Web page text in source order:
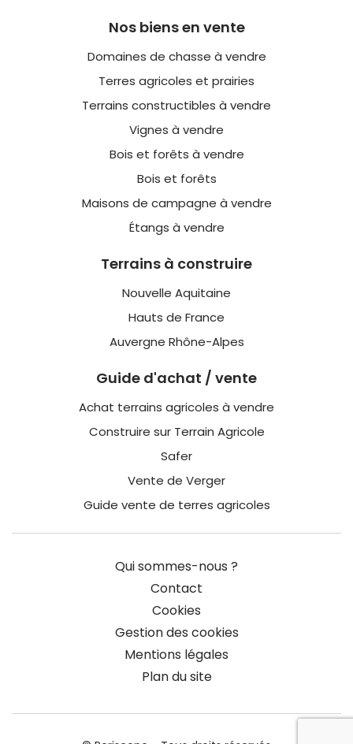
Nos biens en vente
Domaines de chasse à vendre
Terres agricoles et prairies
Terrains constructibles à vendre
Vignes à vendre
Bois et forêts à vendre
Bois et forêts
Maisons de campagne à vendre
Étangs à vendre
Terrains à construire
Nouvelle Aquitaine
Hauts de France
Auvergne Rhône-Alpes
Guide d'achat / vente
Achat terrains agricoles à vendre
Construire sur Terrain Agricole
Safer
Vente de Verger
Guide vente de terres agricoles
Qui sommes-nous ?
Contact
Cookies
Gestion des cookies
Mentions légales
Plan du site